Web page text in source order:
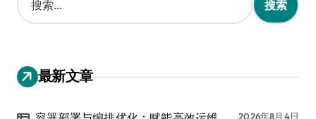
索
：
最新文章
2026年8月4日